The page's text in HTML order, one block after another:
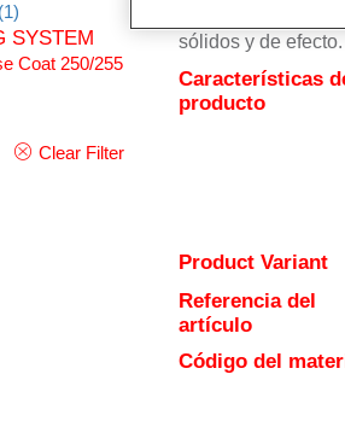
(1)
SYSTEM
Coat 250/255
Clear Filter
sólidos y de efecto.
Características
producto
Product Variant
Referencia del
artículo
Código del